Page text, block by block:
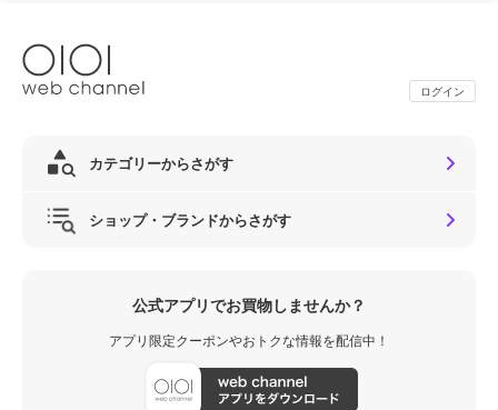
ログイン
カテゴリーからさがす
ショップ・ブランドからさがす
公式アプリでお買物しませんか？
アプリ限定クーポンやおトクな情報を配信中！